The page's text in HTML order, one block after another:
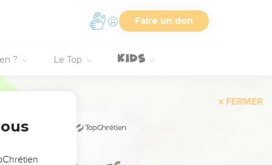
Faire un don
? Le Top
FERMER